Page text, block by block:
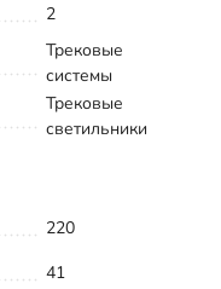
2
Трековые
системы
Трековые
светильники
220
41